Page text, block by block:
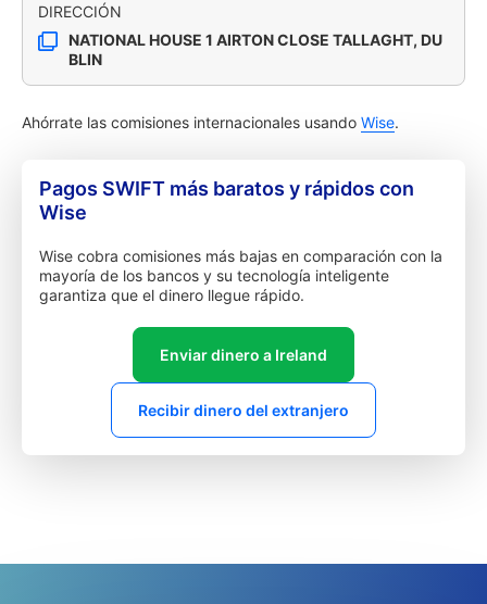
DIRECCIÓN
NATIONAL HOUSE 1 AIRTON CLOSE TALLAGHT, DU
BLIN
Ahórrate las comisiones internacionales usando Wise.
Pagos SWIFT más baratos y rápidos con
Wise
Wise cobra comisiones más bajas en comparación con la
mayoría de los bancos y su tecnología inteligente
garantiza que el dinero llegue rápido.
Enviar dinero a Ireland
Recibir dinero del extranjero